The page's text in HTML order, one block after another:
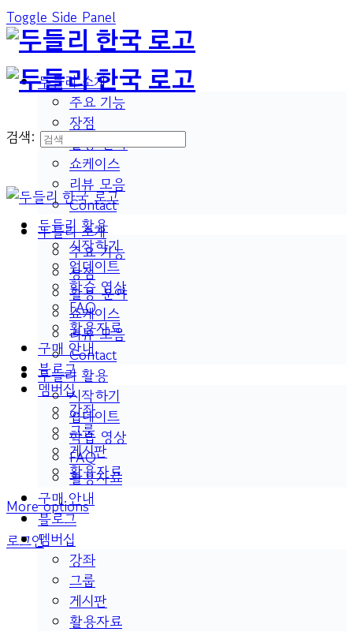
Toggle Side Panel
두들리 소개
주요 기능
장점
활용 분야
쇼케이스
리뷰 모음
Contact
두들리 활용
시작하기
업데이트
학습 영상
FAQ
활용자료
구매 안내
블로그
멤버십
강좌
그룹
게시판
활용자료
More options
로그인
검색:
두들리 소개
주요 기능
장점
활용 분야
쇼케이스
리뷰 모음
Contact
두들리 활용
시작하기
업데이트
학습 영상
FAQ
활용자료
구매 안내
블로그
멤버십
강좌
그룹
게시판
활용자료